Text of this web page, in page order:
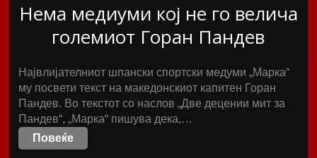
Нема медиуми кој не го велича
големиот Горан Пандев
Највлијателниот шпански спортски медуми „Марка“
му посвети текст на македонскиот капитен Горан
Пандев. Во текстот со наслов „Две децении мит за
Пандев“, „Марка“ пишува дека,…
Повеќе